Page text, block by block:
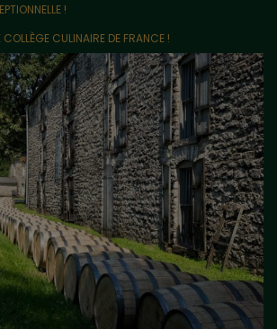
!
CULINAIRE DE FRANCE !